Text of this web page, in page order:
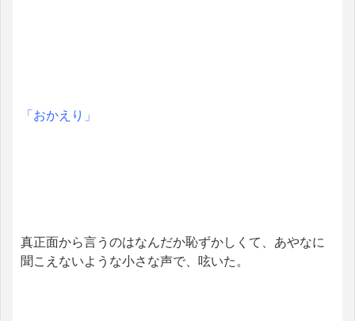
「おかえり」
真正面から言うのはなんだか恥ずかしくて、あやなに
聞こえないような小さな声で、呟いた。